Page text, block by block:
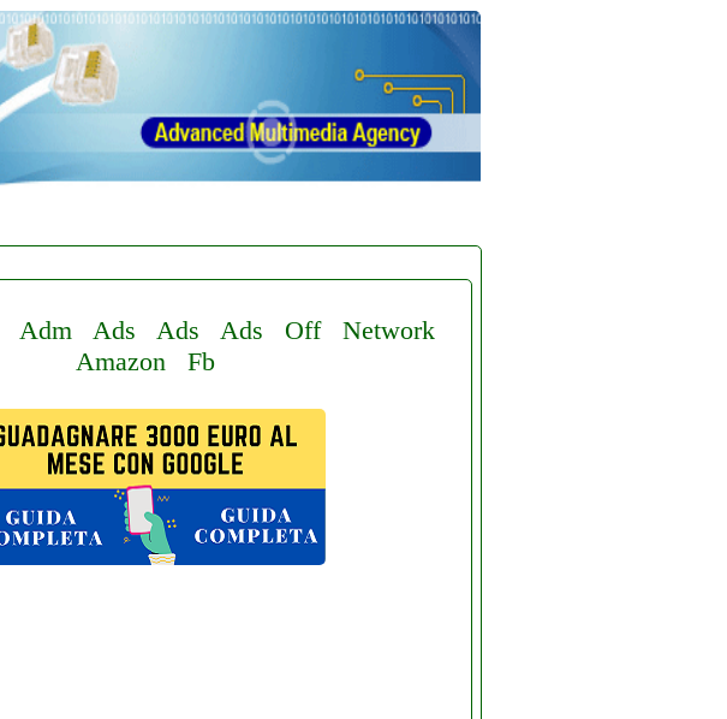
Adm Ads Ads Ads Off
Network
Amazon
Fb